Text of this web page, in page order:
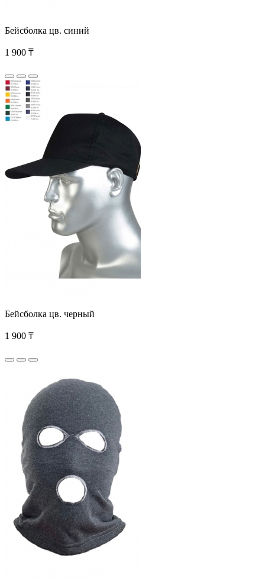
Бейсболка цв. синий
1 900 ₸
Бейсболка цв. черный
1 900 ₸